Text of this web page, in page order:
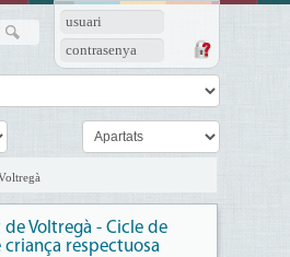
usuari
contrasenya
Voltregà - Cicle de
criança respectuosa